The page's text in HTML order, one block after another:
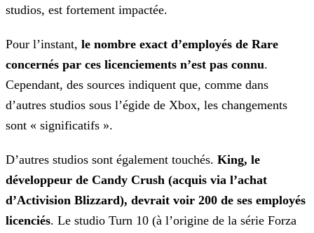
studios, est fortement impactée.
Pour l’instant, le nombre exact d’employés de Rare
concernés par ces licenciements n’est pas connu.
Cependant, des sources indiquent que, comme dans
d’autres studios sous l’égide de Xbox, les changements
sont « significatifs ».
D’autres studios sont également touchés. King, le
développeur de Candy Crush (acquis via l’achat
d’Activision Blizzard), devrait voir 200 de ses employés
licenciés. Le studio Turn 10 (à l’origine de la série Forza